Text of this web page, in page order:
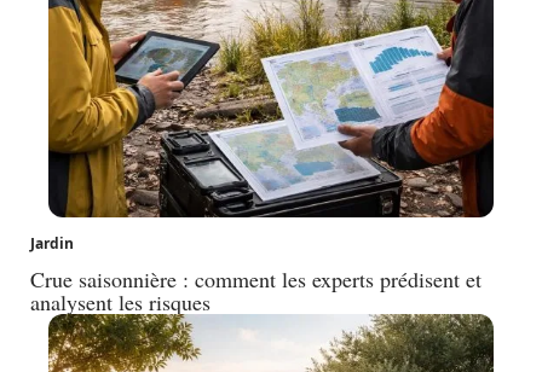
Jardin
Crue saisonnière : comment les experts prédisent et
analysent les risques